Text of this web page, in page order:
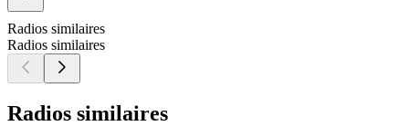
Radios similaires
Radios similaires
Radios similaires